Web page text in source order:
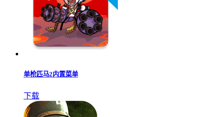
单枪匹马2内置菜单
下载